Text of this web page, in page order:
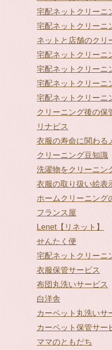
宅配ネットクリーニ
宅配ネットクリーニ
ネットと店舗のクリ
宅配ネットクリーニ
宅配ネットクリーニ
宅配ネットクリーニ
宅配ネットクリーニ
クリーニング後の保
リナビス
衣服の寿命に関わる
クリーニング豆知識
洗濯物をクリーニン
衣服の取り扱い絵表
ホームクリーニング
フランス屋
Lenet【リネット】
せんたく便
宅配ネットクリーニ
衣服保管サービス
布団丸洗いサービス
白洋舎
カーペット丸洗いサ
カーペット保管サー
ママのともだち